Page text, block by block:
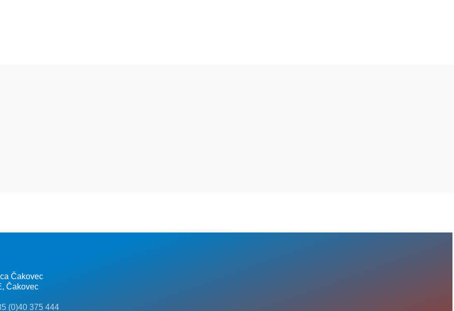
Čakovec
Čakovec
(0)40 375 444